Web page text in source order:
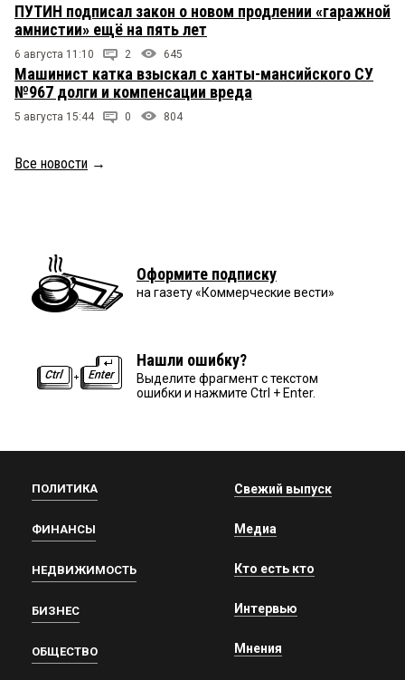
ПУТИН подписал закон о новом продлении «гаражной
амнистии» ещё на пять лет
6 августа 11:10 2 645
Машинист катка взыскал с ханты-мансийского СУ
№967 долги и компенсации вреда
5 августа 15:44 0 804
Все новости →
Оформите подписку
на газету «Коммерческие вести»
Нашли ошибку?
Выделите фрагмент с текстом
ошибки и нажмите Ctrl + Enter.
ПОЛИТИКА
ФИНАНСЫ
НЕДВИЖИМОСТЬ
БИЗНЕС
ОБЩЕСТВО
Свежий выпуск
Медиа
Кто есть кто
Интервью
Мнения